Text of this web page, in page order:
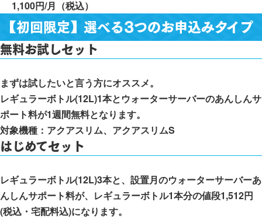
1,100円/月（税込）
【初回限定】選べる3つのお申込みタイプ
無料お試しセット
まずは試したいと言う方にオススメ。
レギュラーボトル(12L)1本とウォーターサーバーのあんしんサ
ポート料が1週間無料となります。
対象機種：アクアスリム、アクアスリムS
はじめてセット
レギュラーボトル(12L)3本と、設置月のウォーターサーバーあ
んしんサポート料が、レギュラーボトル1本分の値段1,512円
(税込・宅配料込)になります。